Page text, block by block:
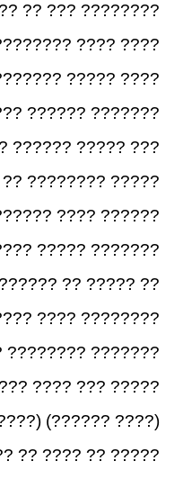
???? ?? ????
?? ????? ??? ????
???????? ??????
???? ???? ????
?? ??????? ?????
???? ????? ???
??????? ???
???? ?? ???????
?? ????? ??
????? ??????
??? ?? ???
??? ??? ??? ????
??? ?? ?? ??
???? ?? ?? ?????).